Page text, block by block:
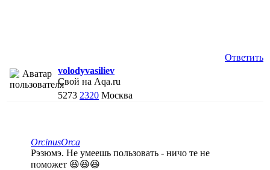
Ответить
volodyvasiliev
Свой на Aqa.ru
5273 2320 Москва
ОrcinusОrca
Рэзюмэ. Не умеешь пользовать - ничо те не
поможет 😆😆😆